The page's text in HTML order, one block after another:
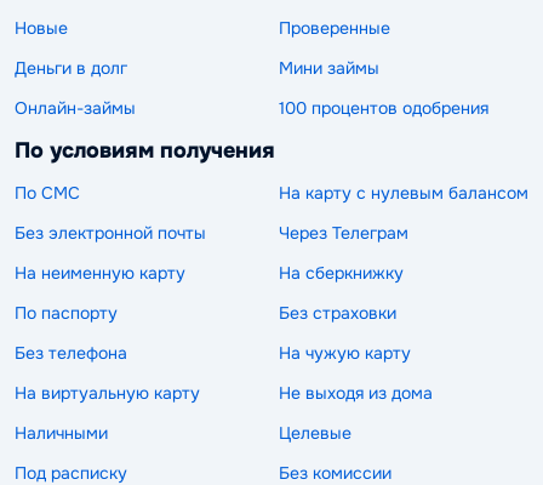
Новые
Проверенные
Деньги в долг
Мини займы
Онлайн-займы
100 процентов одобрения
По условиям получения
По СМС
На карту с нулевым балансом
Без электронной почты
Через Телеграм
На неименную карту
На сберкнижку
По паспорту
Без страховки
Без телефона
На чужую карту
На виртуальную карту
Не выходя из дома
Наличными
Целевые
Под расписку
Без комиссии